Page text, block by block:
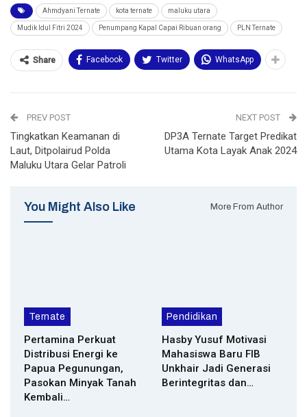
Ahmdyani Ternate kota ternate maluku utara
Mudik Idul Fitri 2024 Penumpang Kapal Capai Ribuan orang PLN Ternate
Share Facebook Twitter WhatsApp
PREV POST
Tingkatkan Keamanan di
Laut, Ditpolairud Polda
Maluku Utara Gelar Patroli
NEXT POST
DP3A Ternate Target Predikat
Utama Kota Layak Anak 2024
You Might Also Like More From Author
Ternate
Pertamina Perkuat
Distribusi Energi ke
Papua Pegunungan,
Pasokan Minyak Tanah
Kembali…
Pendidikan
Hasby Yusuf Motivasi
Mahasiswa Baru FIB
Unkhair Jadi Generasi
Berintegritas dan…